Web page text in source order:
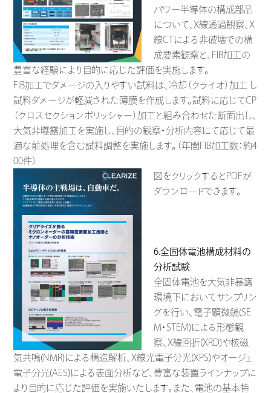
パワー半導体の構成部品
について、X線透過観察、X
線CTによる非破壊での構
成要素観察と、FIB加工の
豊富な経験により目的に応じた評価を実施します。
FIB加工でダメージの入りやすい試料は、冷却（クライオ）加工 し
試料ダメージが軽減された薄膜を作成します。試料に応じてCP
（クロスセクションポリッシャー）加工と組み合わせた断面出し、
大気非曝露加工を実施し、目的の観察・分析内容にて応じて最
適な前処理を含む試料調整を実施します。（年間FIB加工数：約4
00件）
図をクリックするとPDFが
ダウンロードできます。
6.全固体電池構成材料の
分析試験
全固体電池を大気非暴露
環境下においてサンプリン
グを行い、電子顕微鏡(SE
M・STEM)による形態観
察、X線回折(XRD)や核磁
気共鳴(NMR)による構造解析、X線光電子分光(XPS)やオージェ
電子分光(AES)による表面分析など、豊富な装置ラインナップに
より目的に応じた評価を実施いたします。また、電池の基本特